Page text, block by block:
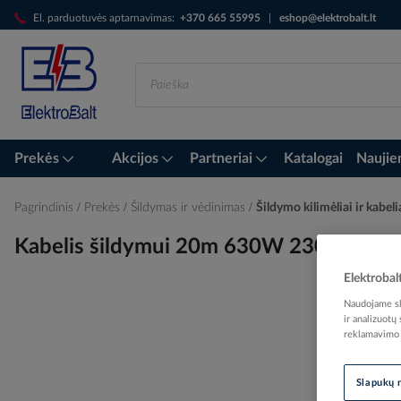
El. parduotuvės aptarnavimas: +370 665 55995 eshop@elektrobalt.lt
Skip
to
Content
Prekės Akcijos Partneriai Katalogai
Pagrindinis Prekės Šildymas ir vėdinimas Šildymo kilimėliai ir
Kabelis šildymui 20m 630W 230V
Naudojame
ir analizuotų
reklamavimo
Slapukų